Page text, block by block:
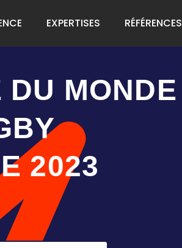
EXPERTISES RÉFÉRENCES
DU MONDE
2023